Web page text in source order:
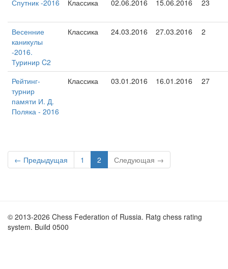
Спутник -2016 Классика 02.06.2016 15.06.2016 23
Весенние
каникулы
-2016.
Туринир C2
Классика 24.03.2016 27.03.2016 2
Рейтинг-
турнир
памяти И. Д.
Поляка - 2016
Классика 03.01.2016 16.01.2016 27
← Предыдущая 1 2 Следующая →
© 2013-2026 Chess Federation of Russia. Ratg chess rating
system. Build 0500